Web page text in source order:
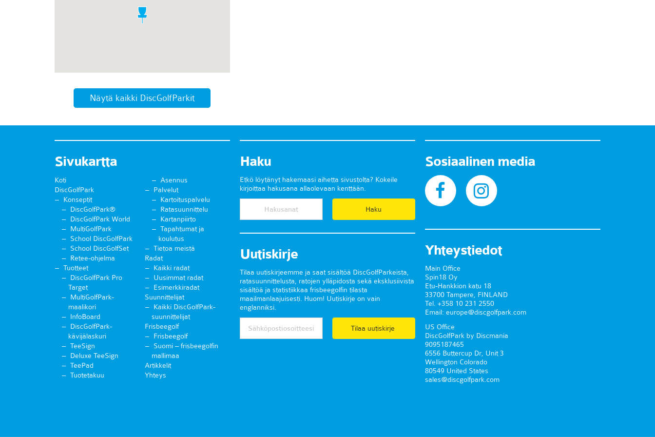
Näytä kaikki DiscGolfParkit
Sivukartta
Koti
DiscGolfPark
Konseptit
DiscGolfPark®
DiscGolfPark World
MultiGolfPark
School DiscGolfPark
School DiscGolfSet
Retee-ohjelma
Tuotteet
DiscGolfPark Pro
Target
MultiGolfPark-
maalikori
InfoBoard
DiscGolfPark-
kävijälaskuri
TeeSign
Deluxe TeeSign
TeePad
Tuotetakuu
Asennus
Palvelut
Kartoituspalvelu
Ratasuunnittelu
Kartanpiirto
Tapahtumat ja
koulutus
Tietoa meistä
Radat
Kaikki radat
Uusimmat radat
Esimerkkiradat
Suunnittelijat
Kaikki DiscGolfPark-
suunnittelijat
Frisbeegolf
Frisbeegolf
Suomi – frisbeegolfin
mallimaa
Artikkelit
Yhteys
Haku
Etkö löytänyt hakemaasi aihetta sivustolta? Kokeile
kirjoittaa hakusana allaolevaan kenttään.
Uutiskirje
Tilaa uutiskirjeemme ja saat sisältöä DiscGolfParkeista,
ratasuunnittelusta, ratojen ylläpidosta sekä eksklusiivista
sisältöä ja statistiikkaa frisbeegolfin tilasta
maailmanlaajuisesti. Huom! Uutiskirje on vain
englanniksi.
Tilaa uutiskirje
Sosiaalinen media
Yhteystiedot
Main Office
Spin18 Oy
Etu-Hankkion katu 18
33700 Tampere, FINLAND
Tel. +358 10 231 2550
Email: europe@discgolfpark.com
US Office
DiscGolfPark by Discmania
9095187465
6556 Buttercup Dr, Unit 3
Wellington Colorado
80549 United States
sales@discgolfpark.com